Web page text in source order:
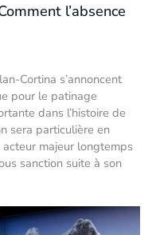
l’absence
Cortina s’annoncent
pour le patinage
dans l’histoire de
sera particulière en
acteur majeur longtemps
sanction suite à son